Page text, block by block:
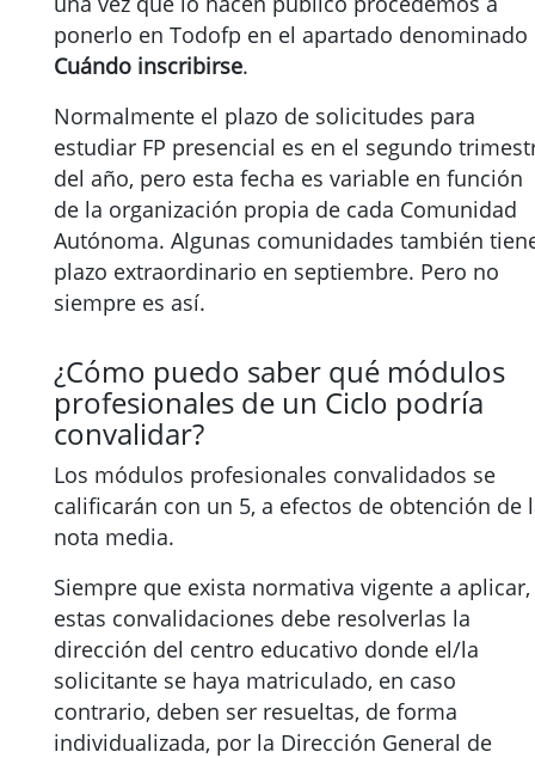
ponerlo en Todofp en el apartado denominado
Cuándo inscribirse.
Normalmente el plazo de solicitudes para
estudiar FP presencial es en el segundo
del año, pero esta fecha es variable en función
de la organización propia de cada Comunidad
Autónoma. Algunas comunidades también
plazo extraordinario en septiembre. Pero no
siempre es así.
¿Cómo puedo saber qué módulos
profesionales de un Ciclo podría
convalidar?
Los módulos profesionales convalidados se
calificarán con un 5, a efectos de obtención de
nota media.
Siempre que exista normativa vigente a aplicar,
estas convalidaciones debe resolverlas la
dirección del centro educativo donde el/la
solicitante se haya matriculado, en caso
contrario, deben ser resueltas, de forma
individualizada, por la Dirección General de